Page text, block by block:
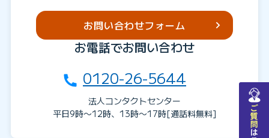
お問い合わせフォーム
お電話でお問い合わせ
0120-26-5644
法人コンタクトセンター
平日9時〜12時、13時〜17時[通話料無料]